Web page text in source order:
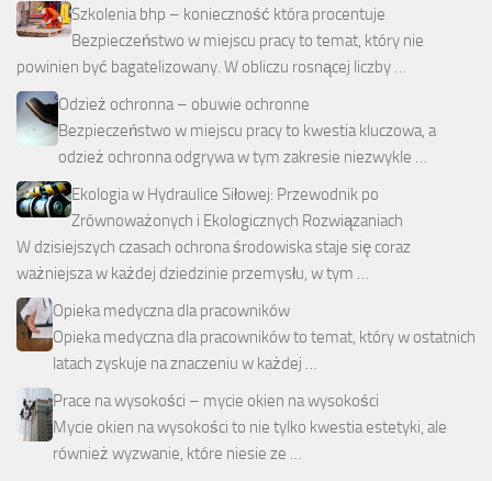
Szkolenia bhp – konieczność która procentuje
Bezpieczeństwo w miejscu pracy to temat, który nie
powinien być bagatelizowany. W obliczu rosnącej liczby …
Odzież ochronna – obuwie ochronne
Bezpieczeństwo w miejscu pracy to kwestia kluczowa, a
odzież ochronna odgrywa w tym zakresie niezwykle …
Ekologia w Hydraulice Siłowej: Przewodnik po
Zrównoważonych i Ekologicznych Rozwiązaniach
W dzisiejszych czasach ochrona środowiska staje się coraz
ważniejsza w każdej dziedzinie przemysłu, w tym …
Opieka medyczna dla pracowników
Opieka medyczna dla pracowników to temat, który w ostatnich
latach zyskuje na znaczeniu w każdej …
Prace na wysokości – mycie okien na wysokości
Mycie okien na wysokości to nie tylko kwestia estetyki, ale
również wyzwanie, które niesie ze …